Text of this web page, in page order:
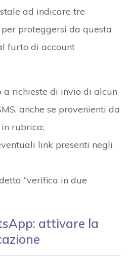
ad indicare tre
proteggersi da questa
furto di account
a richieste di invio di alcun
anche se provenienti da
rubrica;
link presenti negli
“verifica in due
attivare la